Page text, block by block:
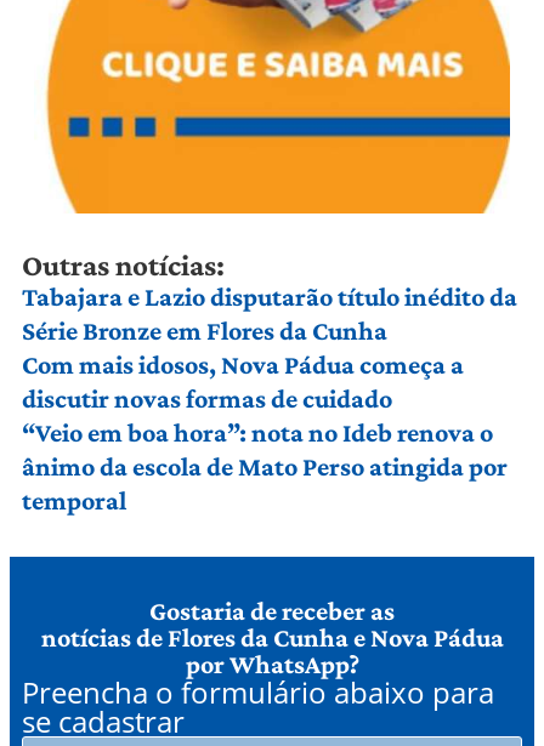
Outras notícias:
Tabajara e Lazio disputarão título inédito da
Série Bronze em Flores da Cunha
Com mais idosos, Nova Pádua começa a
discutir novas formas de cuidado
“Veio em boa hora”: nota no Ideb renova o
ânimo da escola de Mato Perso atingida por
temporal
Gostaria de receber as
notícias de Flores da Cunha e Nova Pádua
por WhatsApp?
Preencha o formulário abaixo para
se cadastrar